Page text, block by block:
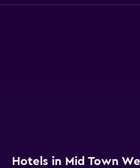
Hotels in Mid Town